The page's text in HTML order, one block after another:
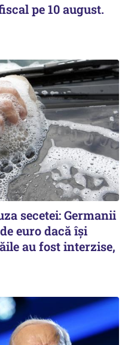
pe 10 august.
secetei: Germanii
euro dacă își
au fost interzise,